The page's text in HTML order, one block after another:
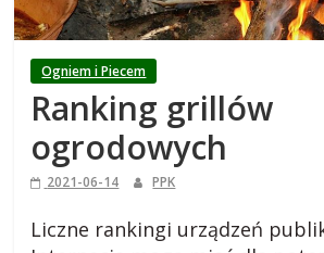
e
s
Ogniem i Piecem
Ranking grillów
ogrodowych
2021-06-14 PPK
Liczne rankingi urządzeń